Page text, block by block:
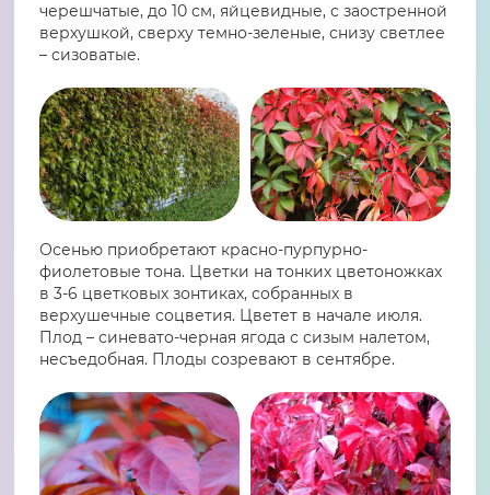
черешчатые, до 10 см, яйцевидные, с заостренной
верхушкой, сверху темно-зеленые, снизу светлее
– сизоватые.
Осенью приобретают красно-пурпурно-
фиолетовые тона. Цветки на тонких цветоножках
в 3-6 цветковых зонтиках, собранных в
верхушечные соцветия. Цветет в начале июля.
Плод – синевато-черная ягода с сизым налетом,
несъедобная. Плоды созревают в сентябре.